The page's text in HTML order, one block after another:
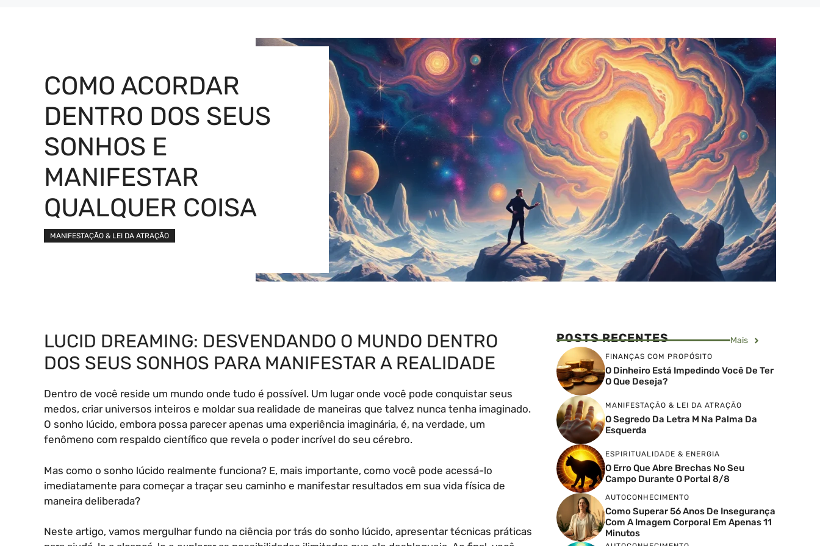
COMO ACORDAR
DENTRO DOS SEUS
SONHOS E
MANIFESTAR
QUALQUER COISA
MANIFESTAÇÃO & LEI DA ATRAÇÃO
LUCID DREAMING: DESVENDANDO O MUNDO DENTRO
DOS SEUS SONHOS PARA MANIFESTAR A REALIDADE
Dentro de você reside um mundo onde tudo é possível. Um lugar onde você pode conquistar seus
medos, criar universos inteiros e moldar sua realidade de maneiras que talvez nunca tenha imaginado.
O sonho lúcido, embora possa parecer apenas uma experiência imaginária, é, na verdade, um
fenômeno com respaldo científico que revela o poder incrível do seu cérebro.
Mas como o sonho lúcido realmente funciona? E, mais importante, como você pode acessá-lo
imediatamente para começar a traçar seu caminho e manifestar resultados em sua vida física de
maneira deliberada?
Neste artigo, vamos mergulhar fundo na ciência por trás do sonho lúcido, apresentar técnicas práticas
POSTS RECENTES Mais
FINANÇAS COM PROPÓSITO
O Dinheiro Está Impedindo Você De Ter
O Que Deseja?
MANIFESTAÇÃO & LEI DA ATRAÇÃO
O Segredo Da Letra M Na Palma Da
Esquerda
ESPIRITUALIDADE & ENERGIA
O Erro Que Abre Brechas No Seu
Campo Durante O Portal 8/8
AUTOCONHECIMENTO
Como Superar 56 Anos De Insegurança
Com A Imagem Corporal Em Apenas 11
Minutos